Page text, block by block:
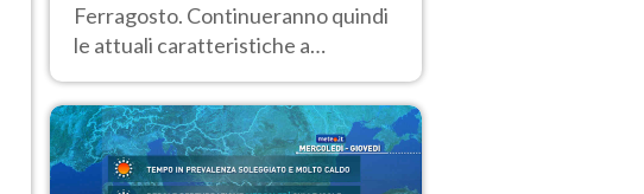
Ferragosto. Continueranno quindi
le attuali caratteristiche a
caldo estremo e temporali di calore